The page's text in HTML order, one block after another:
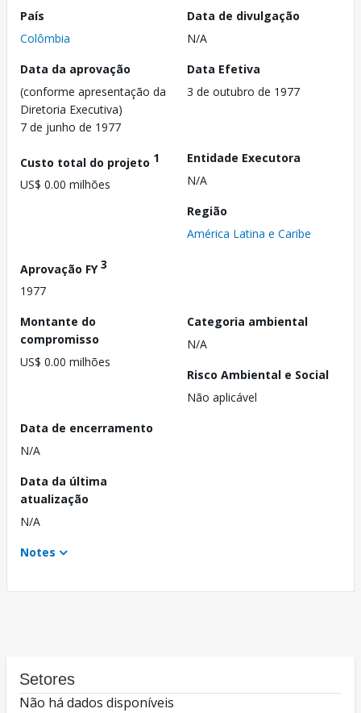
País
Colômbia
Data de divulgação
N/A
Data da aprovação
(conforme apresentação da
Diretoria Executiva)
7 de junho de 1977
Data Efetiva
3 de outubro de 1977
Custo total do projeto 1
US$ 0.00 milhões
Entidade Executora
N/A
Região
América Latina e Caribe
Aprovação FY3
1977
Montante do
compromisso
US$ 0.00 milhões
Categoria ambiental
N/A
Risco Ambiental e Social
Não aplicável
Data de encerramento
N/A
Data da última
atualização
N/A
Notes
Setores
Não há dados disponíveis